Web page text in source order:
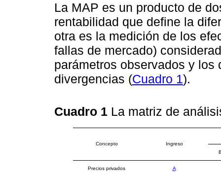
La MAP es un producto de
rentabilidad que define la
otra es la medición de los
fallas de mercado)
parámetros observados y
divergencias (Cuadro 1).
Cuadro 1 La matriz de
Concepto
Ingreso
Precios privados A